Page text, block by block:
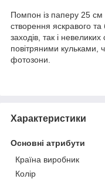
Помпон із паперу 25 см
створення яскравого та
заходів, так і
повітряними кульками,
фотозони.
Характеристики
Основні атрибути
Країна виробник
Колір